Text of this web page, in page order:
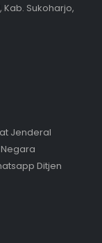
Kab. Sukoharjo,
Jenderal
Ditjen